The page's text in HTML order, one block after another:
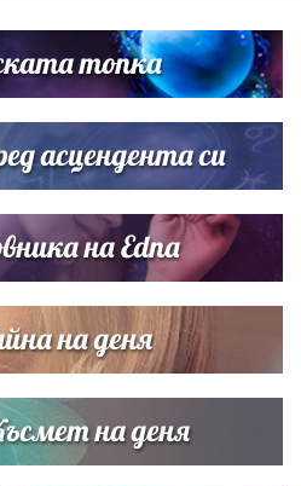
и Риана във ВИП гостите на
топка
асцендента си
на Edna
на деня
на деня